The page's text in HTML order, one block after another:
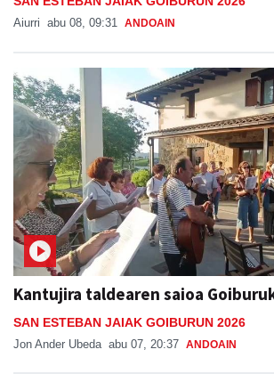
Aiurri abu 08, 09:31 ANDOAIN
Kantujira taldearen saioa
SAN ESTEBAN JAIAK GOIBURUN 2026
Jon Ander Ubeda abu 07, 20:37 ANDOAIN